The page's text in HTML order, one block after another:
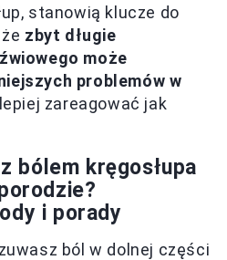
stanowią klucze do
zbyt długie
może
problemów w
zareagować jak
bólem kręgosłupa
i porady
ból w dolnej części